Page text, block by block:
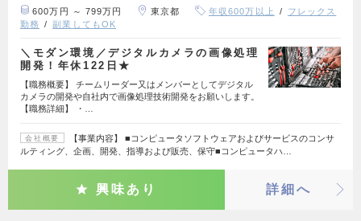
600万円 ～ 799万円 東京都 年収600万以上
フレックス
勤務
副業してもOK
＼モダン環境／デジタルカメラの画像処理
開発！年休122日★
【職務概要】 チームリーダー又はメンバーとしてデジタル
カメラの開発や自社内で画像処理技術開発をお願いします。
【職務詳細】 ・…
会社概要
【事業内容】 ■コンピュータソフトウェアおよびサービスのコンサ
ルティング、企画、開発、指導および販売、保守■コンピュータハ…
興味あり 詳細へ